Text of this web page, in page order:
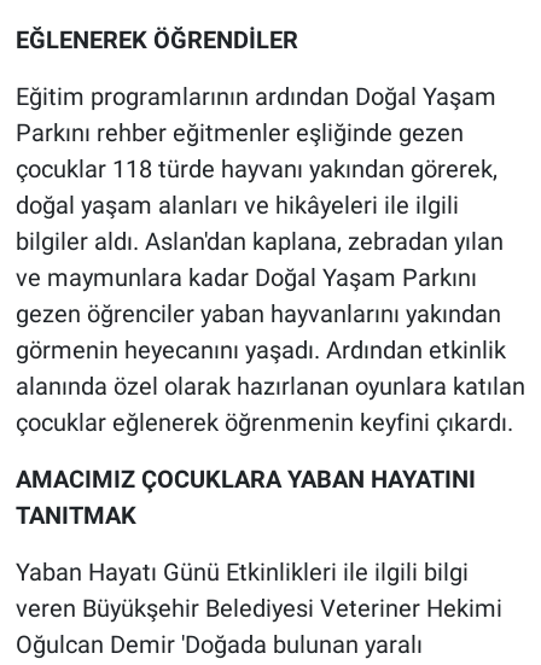
EĞLENEREK ÖĞRENDİLER
Eğitim programlarının ardından Doğal Yaşam
Parkını rehber eğitmenler eşliğinde gezen
çocuklar 118 türde hayvanı yakından görerek,
doğal yaşam alanları ve hikâyeleri ile ilgili
bilgiler aldı. Aslan'dan kaplana, zebradan yılan
ve maymunlara kadar Doğal Yaşam Parkını
gezen öğrenciler yaban hayvanlarını yakından
görmenin heyecanını yaşadı. Ardından etkinlik
alanında özel olarak hazırlanan oyunlara katılan
çocuklar eğlenerek öğrenmenin keyfini çıkardı.
AMACIMIZ ÇOCUKLARA YABAN HAYATINI
TANITMAK
Yaban Hayatı Günü Etkinlikleri ile ilgili bilgi
veren Büyükşehir Belediyesi Veteriner Hekimi
Oğulcan Demir 'Doğada bulunan yaralı